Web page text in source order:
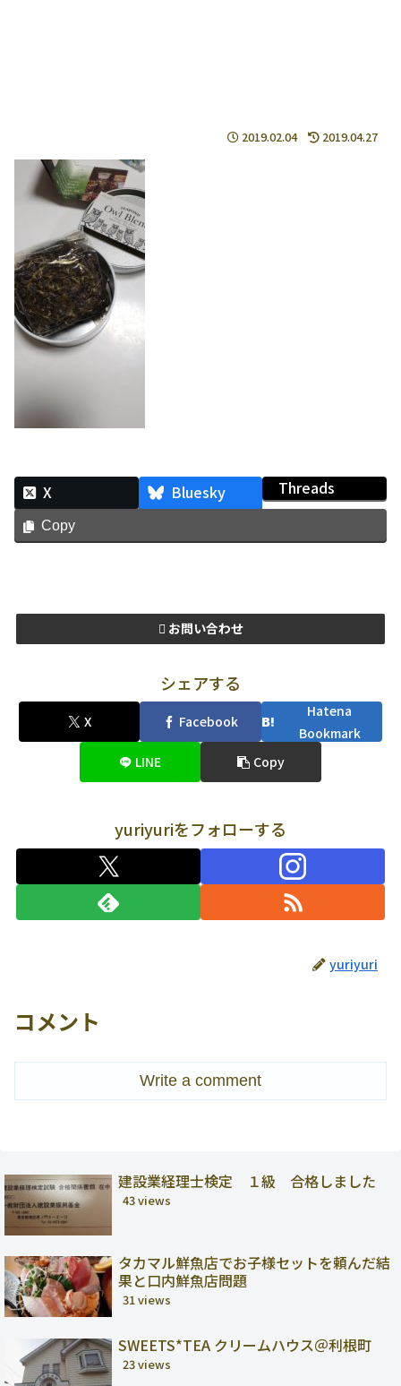
2019.02.04 2019.04.27
X Bluesky Threads
Copy
お問い合わせ
シェアする
X Facebook
Hatena
Bookmark
LINE
Copy
yuriyuriをフォローする
yuriyuri
コメント
Write a comment
建設業経理士検定 １級 合格しました
43 views
タカマル鮮魚店でお子様セットを頼んだ結
果と口内鮮魚店問題
31 views
SWEETS*TEA クリームハウス＠利根町
23 views